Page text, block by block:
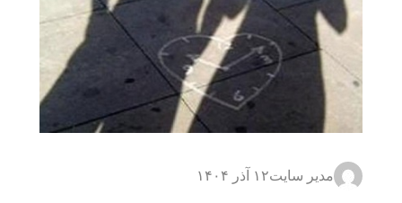
مدیر سایت۱۲ آذر ۱۴۰۴